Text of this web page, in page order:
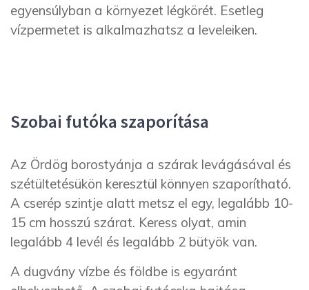
egyensúlyban a környezet légkörét. Esetleg
vízpermetet is alkalmazhatsz a leveleiken.
Szobai futóka szaporítása
Az Ördög borostyánja a szárak levágásával és
szétültetésükön keresztül könnyen szaporítható.
A cserép szintje alatt metsz el egy, legalább 10-
15 cm hosszú szárat. Keress olyat, amin
legalább 4 levél és legalább 2 bütyök van.
A dugvány vízbe és földbe is egyaránt